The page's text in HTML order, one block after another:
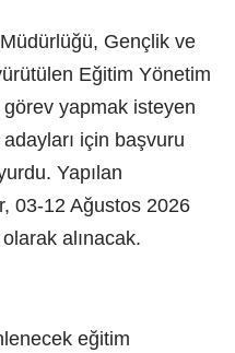
Gençlik ve
Eğitim Yönetim
yapmak isteyen
için başvuru
Yapılan
03-12 Ağustos 2026
alınacak.
eğitim